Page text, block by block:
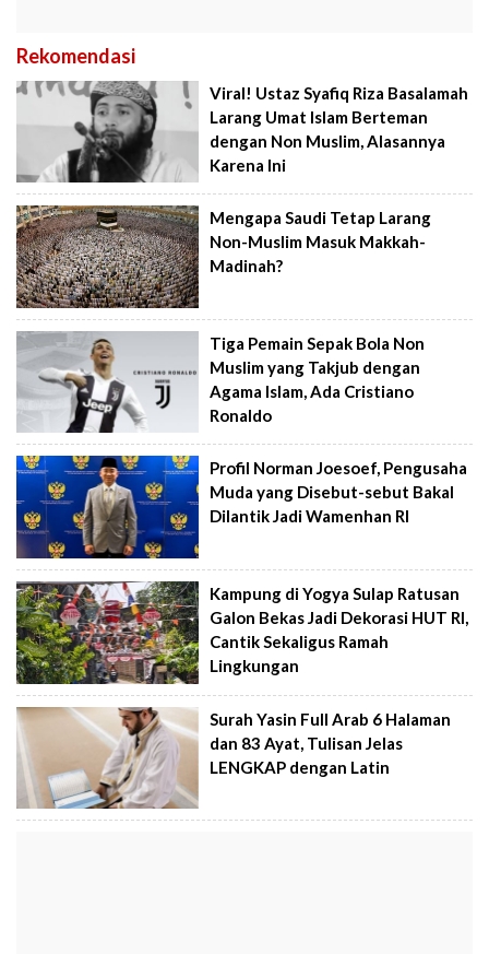
Rekomendasi
Viral! Ustaz Syafiq Riza Basalamah
Larang Umat Islam Berteman
dengan Non Muslim, Alasannya
Karena Ini
Mengapa Saudi Tetap Larang
Non-Muslim Masuk Makkah-
Madinah?
Tiga Pemain Sepak Bola Non
Muslim yang Takjub dengan
Agama Islam, Ada Cristiano
Ronaldo
Profil Norman Joesoef, Pengusaha
Muda yang Disebut-sebut Bakal
Dilantik Jadi Wamenhan RI
Kampung di Yogya Sulap Ratusan
Galon Bekas Jadi Dekorasi HUT RI,
Cantik Sekaligus Ramah
Lingkungan
Surah Yasin Full Arab 6 Halaman
dan 83 Ayat, Tulisan Jelas
LENGKAP dengan Latin